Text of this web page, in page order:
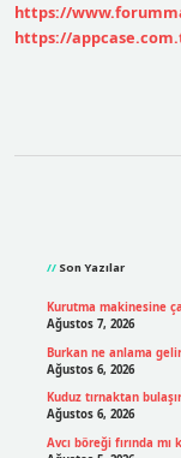
https://
https://
Son Yazılar
Kurutma makinesine
Ağustos 7, 2026
Burkan ne anlama
Ağustos 6, 2026
Kuduz tırnaktan
Ağustos 6, 2026
Avcı böreği fırında mı